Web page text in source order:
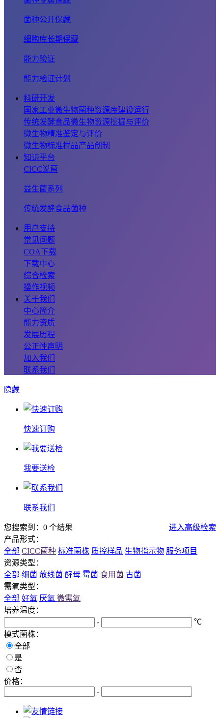
菌种公开保藏
细胞库长期保藏
能力验证
能力验证计划
科研开发
国家工业微生物菌种资源库建设运行
传统发酵食品微生物资源挖掘与评价
微生物精准鉴定与评价
微生物标准样品产品创制
知识平台
CICC说菌
益生菌系列
传统发酵食品菌种
用户支持
常见问题
COA下载
下载中心
综合检索
操作视频
关于我们
中心简介
能力资质
发展历程
公正性声明
加入我们
联系我们
隐藏
快速订购
我要送检
联系我们
您搜索到：0 个结果
进入高级检索
产品形式：
全部 CICC菌种 标准菌株 质控样品 生物指示物 服务项目
资源类型：
全部 细菌 放线菌 酵母 霉菌 食用菌 古菌
需氧类型：
全部 好氧 厌氧 微需氧
培养温度：
-
℃
模式菌株：
全部
是
否
价格：
-